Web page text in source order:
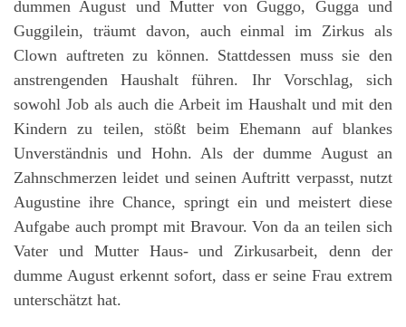
dummen August und Mutter von Guggo, Gugga und
Guggilein, träumt davon, auch einmal im Zirkus als
Clown auftreten zu können. Stattdessen muss sie den
anstrengenden Haushalt führen. Ihr Vorschlag, sich
sowohl Job als auch die Arbeit im Haushalt und mit den
Kindern zu teilen, stößt beim Ehemann auf blankes
Unverständnis und Hohn. Als der dumme August an
Zahnschmerzen leidet und seinen Auftritt verpasst, nutzt
Augustine ihre Chance, springt ein und meistert diese
Aufgabe auch prompt mit Bravour. Von da an teilen sich
Vater und Mutter Haus- und Zirkusarbeit, denn der
dumme August erkennt sofort, dass er seine Frau extrem
unterschätzt hat.